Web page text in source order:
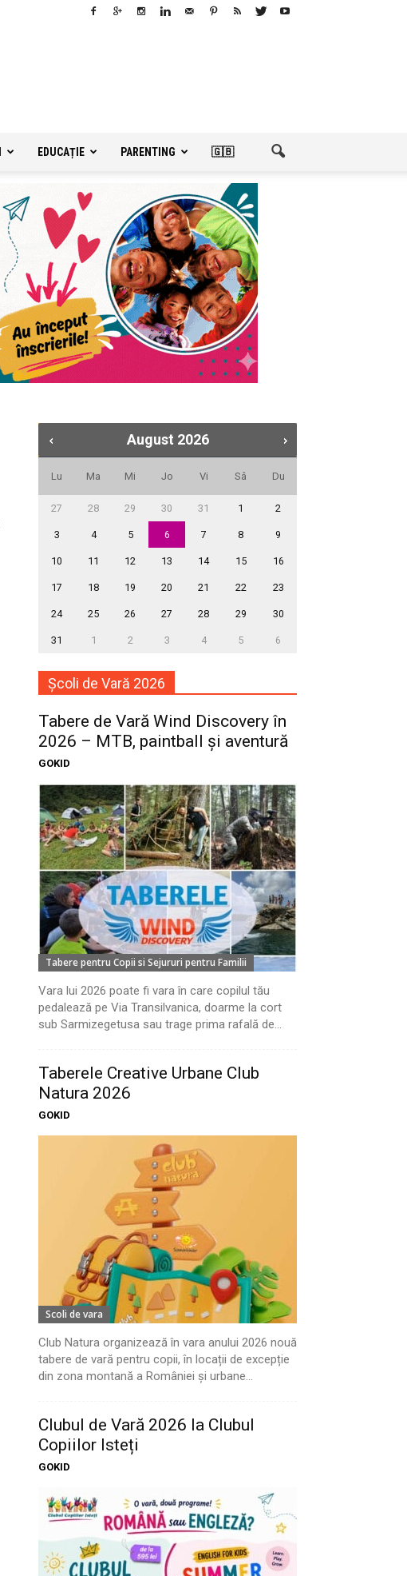
EDUCAȚIE PARENTING 🇬🇧
August 2026
Lu Ma Mi Jo Vi Sâ Du
27 28 29 30 31 1 2
3 4 5 6 7 8 9
10 11 12 13 14 15 16
17 18 19 20 21 22 23
24 25 26 27 28 29 30
31 1 2 3 4 5 6
Școli de Vară 2026
Tabere de Vară Wind Discovery în
2026 – MTB, paintball și aventură
GOKID
Tabere pentru Copii si Sejururi pentru Familii
Vara lui 2026 poate fi vara în care copilul tău
pedalează pe Via Transilvanica, doarme la cort
sub Sarmizegetusa sau trage prima rafală de...
Taberele Creative Urbane Club
Natura 2026
GOKID
Scoli de vara
Club Natura organizează în vara anului 2026 nouă
tabere de vară pentru copii, în locații de excepție
din zona montană a României și urbane...
Clubul de Vară 2026 la Clubul
Copiilor Isteți
GOKID